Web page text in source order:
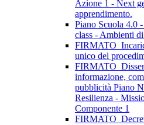
Azione 1 - Next
apprendimento.
Piano Scuola 4.0
class - Ambienti
unico del
informazione,
pubblicità Piano
Resilienza -
Componente 1